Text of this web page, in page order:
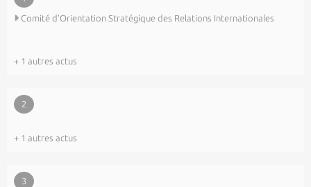
Comité d’Orientation Stratégique des Relations Internationales
+ 1 autres actus
2
+ 1 autres actus
3